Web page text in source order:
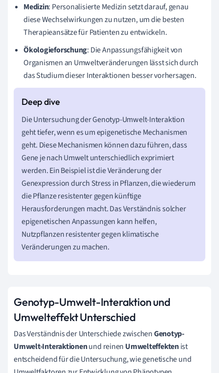
Medizin: Personalisierte Medizin setzt darauf, genau
diese Wechselwirkungen zu nutzen, um die besten
Therapieansätze für Patienten zu entwickeln.
Ökologieforschung: Die Anpassungsfähigkeit von
Organismen an Umweltveränderungen lässt sich durch
das Studium dieser Interaktionen besser vorhersagen.
Die Untersuchung der Genotyp-Umwelt-Interaktion
geht tiefer, wenn es um epigenetische Mechanismen
geht. Diese Mechanismen können dazu führen, dass
Gene je nach Umwelt unterschiedlich exprimiert
werden. Ein Beispiel ist die Veränderung der
Genexpression durch Stress in Pflanzen, die wiederum
die Pflanze resistenter gegen künftige
Herausforderungen macht. Das Verständnis solcher
epigenetischen Anpassungen kann helfen,
Nutzpflanzen resistenter gegen klimatische
Veränderungen zu machen.
Genotyp-Umwelt-Interaktion und
Umwelteffekt Unterschied
Das Verständnis der Unterschiede zwischenGenotyp-
Umwelt-Interaktionenund reinen Umwelteffektenist
entscheidend für die Untersuchung, wie genetische und